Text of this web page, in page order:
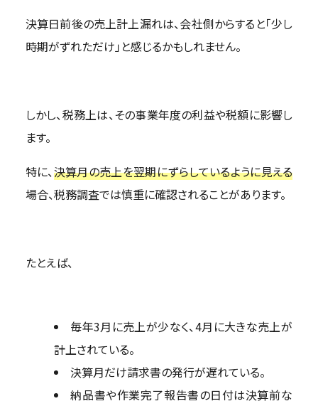
決算日前後の売上計上漏れは、会社側からすると「少し
時期がずれただけ」と感じるかもしれません。
しかし、税務上は、その事業年度の利益や税額に影響し
ます。
特に、決算月の売上を翌期にずらしているように見える
場合、税務調査では慎重に確認されることがあります。
たとえば、
毎年3月に売上が少なく、4月に大きな売上が
計上されている。
決算月だけ請求書の発行が遅れている。
納品書や作業完了報告書の日付は決算前な